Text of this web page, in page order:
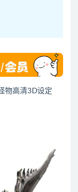
物高清3D设定